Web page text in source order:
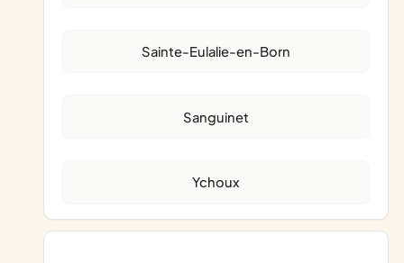
Sainte-Eulalie-en-Born
Sanguinet
Ychoux